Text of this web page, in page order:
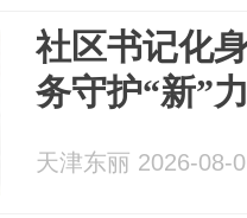
社区书记化
务守护“新”
天津东丽 2026-08-